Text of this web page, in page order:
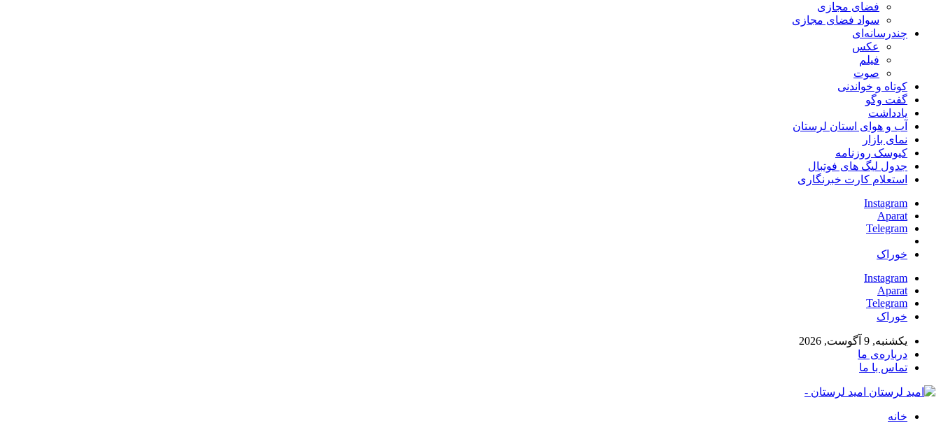
فضای مجازی
سواد فضای مجازی
چندرسانه‌ای
عكس
فیلم
صوت
کوتاه و خواندنی
گفت وگو
یادداشت
آب و هوای استان لرستان
نمای بازار
کیوسک روزنامه
جدول لیگ های فوتبال
استعلام کارت خبرنگاری
Instagram
Aparat
Telegram
خوراک
Instagram
Aparat
Telegram
خوراک
یکشنبه, 9 آگوست, 2026
درباره‌ی ما
تماس با ما
امید لرستان -
خانه